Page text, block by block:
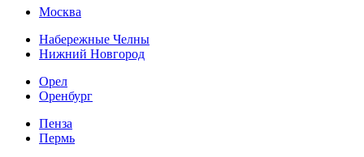
Москва
Набережные Челны
Нижний Новгород
Орел
Оренбург
Пенза
Пермь